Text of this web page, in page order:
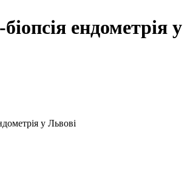
ендометрія у
у Львові